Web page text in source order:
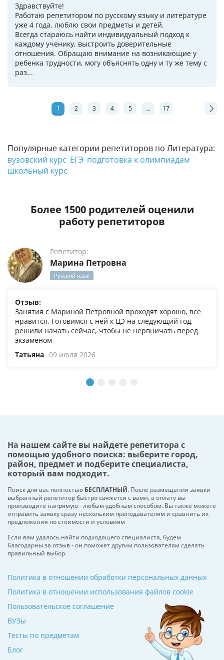
Популярные категории репетиторов по Литература:
вузовский курс ЕГЭ подготовка к олимпиадам
школьный курс
Здравствуйте!
Работаю репетитором по русскому языку и литературе
уже 4 года, люблю свои предметы и детей.
Всегда стараюсь найти индивидуальный подход к
каждому ученику, выстроить доверительные
отношения. Обращаю внимание на возникающие у
ребенка трудности, могу объяснять одну и ту же тему с
раз...
1 2 3 4 5 ... 17
Более 1500 родителей оценили
работу репетиторов
Репетитор:
Марина Петровна
Русский язык
Отзыв:
Занятия с Мариной Петровной проходят хорошо, все
нравится. Готовимся с ней к ЦЭ на следующий год,
решили начать сейчас, чтобы не нервничать перед
экзаменом
Татьяна 09 июля 2026
На нашем сайте вы найдете репетитора с
помощью удобного поиска: выберите город,
район, предмет и подберите специалиста,
который вам подходит.
Поиск для вас полностью БЕСПЛАТНЫЙ. После размещения заявки
выбранный репетитор быстро свяжется с вами, а оплату вы
производите напрямую - любым удобным способом. Вы также можете
отправить заявку сразу нескольким преподавателям и сравнить их
предложения по стоимости и условиям
Если вам удалось найти подходящего специалиста, будем
благодарны за отзыв - он поможет другим пользователям сделать
правильный выбор.
ВУЗы
Тесты по предметам
Блог
Политика в отношении обработки персональных данных
Политика в отношении использования файлов cookie
Пользовательское соглашение